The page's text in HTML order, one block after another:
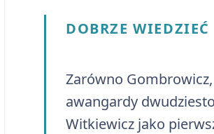
DOBRZE WIEDZIEĆ
Zarówno
awangardy
Witkiewicz jako